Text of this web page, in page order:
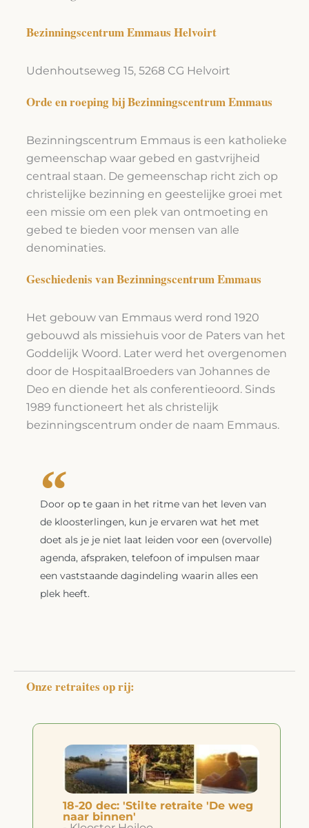
Bezinningscentrum Emmaus Helvoirt
Udenhoutseweg 15, 5268 CG Helvoirt
Orde en roeping bij Bezinningscentrum Emmaus
Bezinningscentrum Emmaus is een katholieke
gemeenschap waar gebed en gastvrijheid
centraal staan. De gemeenschap richt zich op
christelijke bezinning en geestelijke groei met
een missie om een plek van ontmoeting en
gebed te bieden voor mensen van alle
denominaties.
Geschiedenis van Bezinningscentrum Emmaus
Het gebouw van Emmaus werd rond 1920
gebouwd als missiehuis voor de Paters van het
Goddelijk Woord. Later werd het overgenomen
door de HospitaalBroeders van Johannes de
Deo en diende het als conferentieoord. Sinds
1989 functioneert het als christelijk
bezinningscentrum onder de naam Emmaus.
Door op te gaan in het ritme van het leven van
de kloosterlingen, kun je ervaren wat het met
doet als je je niet laat leiden voor een (overvolle)
agenda, afspraken, telefoon of impulsen maar
een vaststaande dagindeling waarin alles een
plek heeft.
Onze retraites op rij:
18-20 dec: 'Stilte retraite 'De weg
naar binnen'